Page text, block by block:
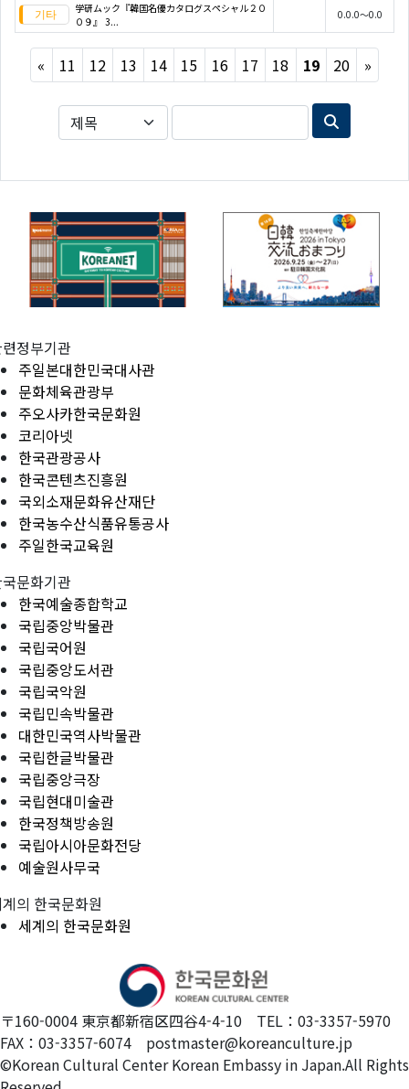
学研ムック『韓国名優カタログスペシャル２０
０９』 3...
0.0.0～0.0
« Previous
11 12 13 14 15 16 17 18 19 20 »Next
정부기관
주일본대한민국대사관
문화체육관광부
주오사카한국문화원
코리아넷
한국관광공사
한국콘텐츠진흥원
국외소재문화유산재단
한국농수산식품유통공사
주일한국교육원
문화기관
한국예술종합학교
국립중앙박물관
국립국어원
국립중앙도서관
국립국악원
국립민속박물관
대한민국역사박물관
국립한글박물관
국립중앙극장
국립현대미술관
한국정책방송원
국립아시아문화전당
예술원사무국
의 한국문화원
세계의 한국문화원
〒160-0004 東京都新宿区四谷4-4-10 TEL：03-3357-5970
FAX：03-3357-6074 postmaster@koreanculture.jp
©Korean Cultural Center Korean Embassy in Japan.All Rights